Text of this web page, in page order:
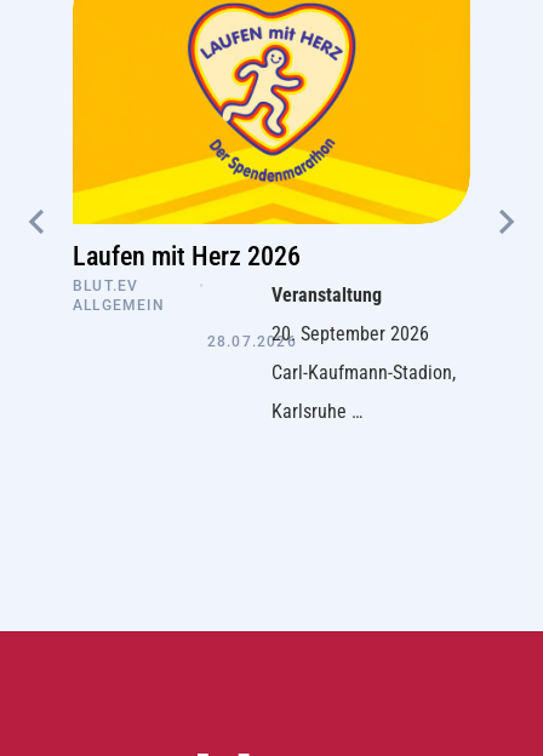
Laufen mit Herz 2026
BLUT.EV
ALLGEMEIN
•
28.07.2026
Veranstaltung
20. September 2026
Carl-Kaufmann-Stadion,
Karlsruhe …